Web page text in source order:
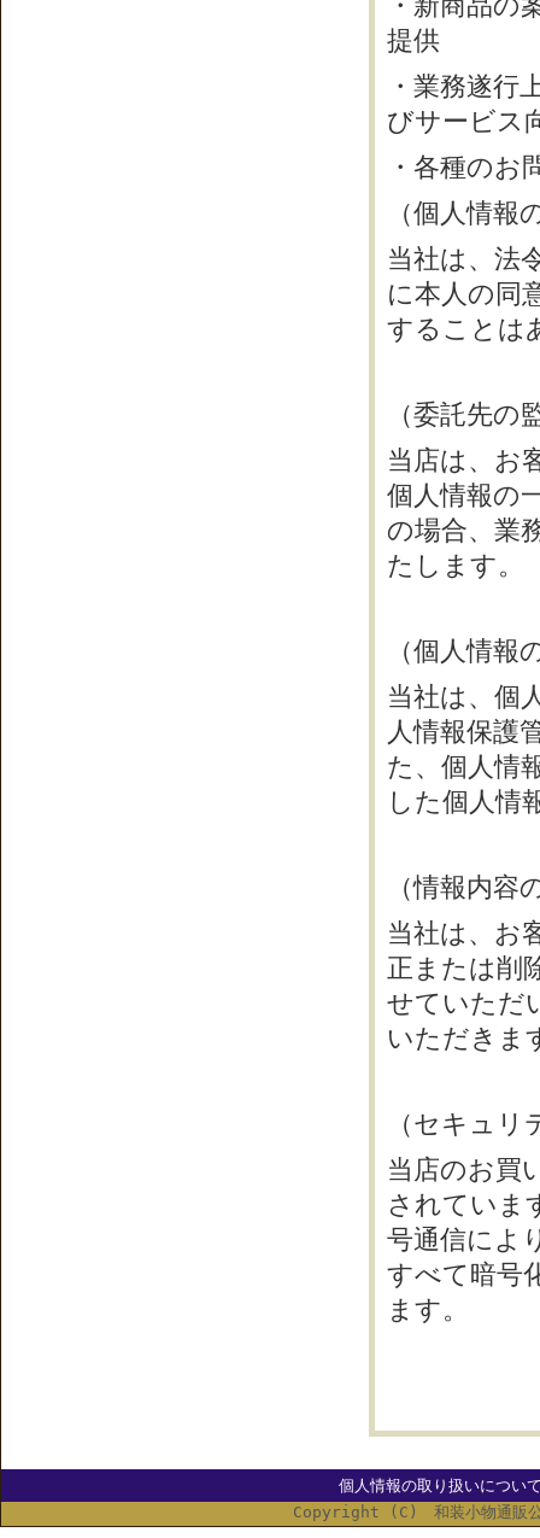
提供
・業務遂行
びサービス
・各種のお
（個人情報
当社は、法
に本人の同
することは
（委託先の
当店は、お
個人情報の
の場合、業
たします。
（個人情報
当社は、個
人情報保護
た、個人情
した個人情
（情報内容
当社は、お
正または削
せていただ
いただきま
（セキュ
当店のお買
されていま
号通信によ
すべて暗号
ます。
個人情報の取り扱いについ
Copyright (C) 和装小物通販